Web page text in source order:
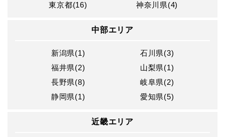
東京都(16)
神奈川県(4)
中部エリア
新潟県(1)
石川県(3)
福井県(2)
山梨県(1)
長野県(8)
岐阜県(2)
静岡県(1)
愛知県(5)
近畿エリア